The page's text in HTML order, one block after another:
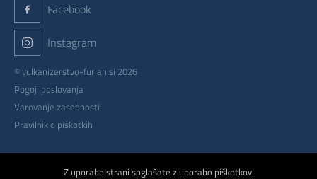
Facebook
Instagram
© vulkanizerstvo-furlan.si 2026
Pogoji poslovanja
Varovanje zasebnosti
Pravilnik o piškotkih
Z uporabo strani soglašate z uporabo piškotkov.